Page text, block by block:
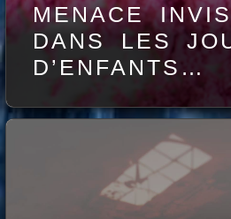
MENACE
DANS LES
D’ENFANTS…